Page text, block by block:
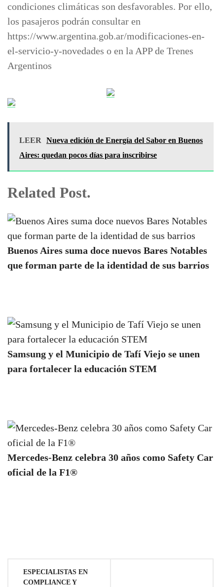
condiciones climáticas son desfavorables. Por ello,
los pasajeros podrán consultar en
https://www.argentina.gob.ar/modificaciones-en-
el-servicio-y-novedades o en la APP de Trenes
Argentinos
LEER
Nueva edición de Energía del Sabor en Buenos
Aires: quedan pocos días para inscribirse
Related Post.
Buenos Aires suma doce nuevos Bares Notables
que forman parte de la identidad de sus barrios
Samsung y el Municipio de Tafí Viejo se unen
para fortalecer la educación STEM
Mercedes-Benz celebra 30 años como Safety Car
oficial de la F1®
Navegación
ESPECIALISTAS EN
COMPLIANCE Y